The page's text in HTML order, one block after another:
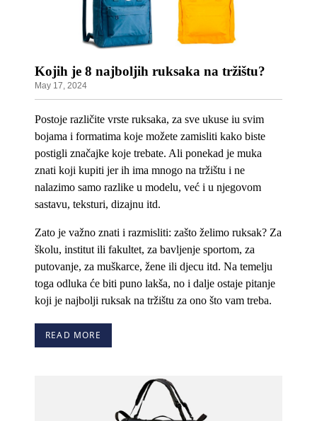
Kojih je 8 najboljih ruksaka na tržištu?
May 17, 2024
Postoje različite vrste ruksaka, za sve ukuse iu svim
bojama i formatima koje možete zamisliti kako biste
postigli značajke koje trebate. Ali ponekad je muka
znati koji kupiti jer ih ima mnogo na tržištu i ne
nalazimo samo razlike u modelu, već i u njegovom
sastavu, teksturi, dizajnu itd.
Zato je važno znati i razmisliti: zašto želimo ruksak? Za
školu, institut ili fakultet, za bavljenje sportom, za
putovanje, za muškarce, žene ili djecu itd. Na temelju
toga odluka će biti puno lakša, no i dalje ostaje pitanje
koji je najbolji ruksak na tržištu za ono što vam treba.
READ MORE